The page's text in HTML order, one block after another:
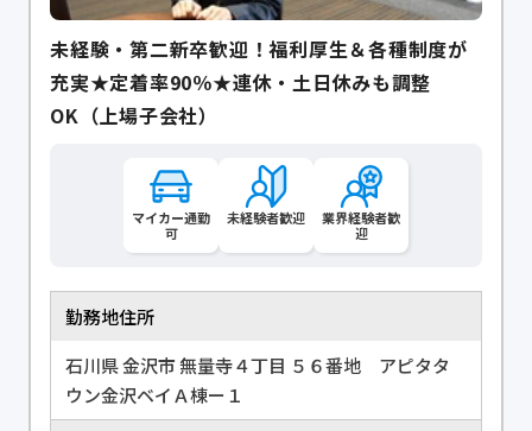
未経験・第二新卒歓迎！福利厚生＆各種制度が
充実★定着率90％★連休・土日休みも調整
OK（上場子会社）
マイカー通勤
可
未経験者歓迎
業界経験者歓
迎
勤務地住所
石川県 金沢市 無量寺４丁目 ５６番地 アピタタ
ウン金沢ベイＡ棟ー１